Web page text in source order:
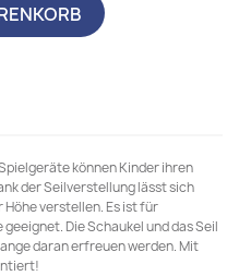
können Kinder ihren
der Seilverstellung lässt sich
verstellen. Es ist für
Die Schaukel und das Seil
daran erfreuen werden. Mit